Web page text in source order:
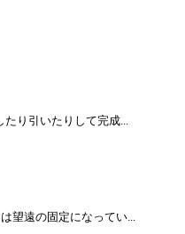
り引いたりして完成...
望遠の固定になってい...